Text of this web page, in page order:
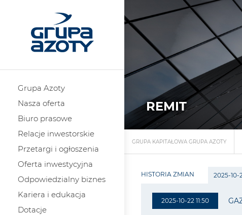
Grupa Azoty
Nasza oferta
Biuro prasowe
Relacje inwestorskie
Przetargi i ogłoszenia
Oferta inwestycyjna
Odpowiedzialny biznes
Kariera i edukacja
Dotacje
REMIT
GRUPA KAPITAŁOWA GRUPA AZOTY
HISTORIA ZMIAN 2025-10-
2025-10-22 11:50